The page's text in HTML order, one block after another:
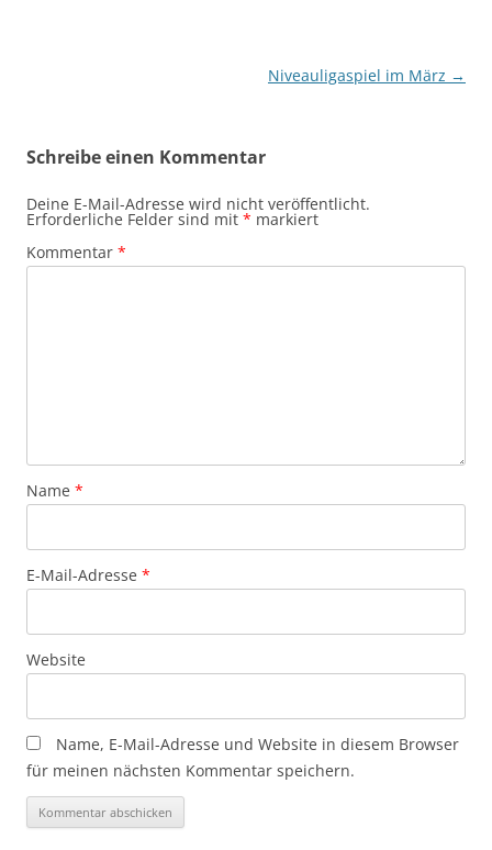
Niveauligaspiel im März →
Schreibe einen Kommentar
Deine E-Mail-Adresse wird nicht veröffentlicht.
Erforderliche Felder sind mit * markiert
Kommentar *
Name *
E-Mail-Adresse *
Website
Name, E-Mail-Adresse und Website in diesem Browser
für meinen nächsten Kommentar speichern.